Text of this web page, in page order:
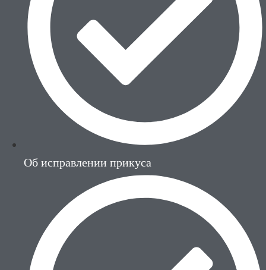
Об исправлении прикуса